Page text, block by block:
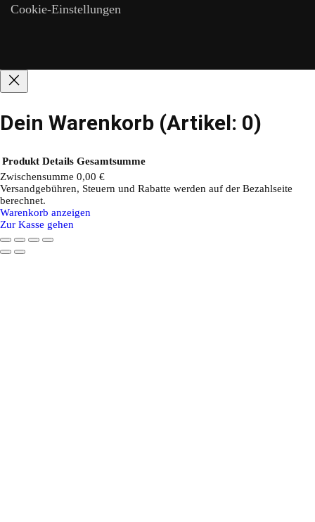
Cookie-Einstellungen
Dein Warenkorb (Artikel: 0)
Produkte
im
Warenkorb
Produkt Details Gesamtsumme
Zwischensumme 0,00 €
Versandgebühren, Steuern und Rabatte werden auf der Bezahlseite
berechnet.
Warenkorb anzeigen
Zur Kasse gehen